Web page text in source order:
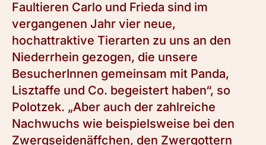
Faultieren Carlo und Frieda sind im
vergangenen Jahr vier neue,
hochattraktive Tierarten zu uns an den
Niederrhein gezogen, die unsere
BesucherInnen gemeinsam mit Panda,
Lisztaffe und Co. begeistert haben“, so
Polotzek. „Aber auch der zahlreiche
Nachwuchs wie beispielsweise bei den
Zwergseidenäffchen, den Zwergottern